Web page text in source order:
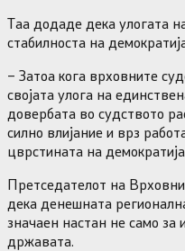
Таа додаде дека улогата
стабилноста на
– Затоа кога врховните
својата улога на
довербата во судството
силно влијание и врз
цврстината на
Претседателот на
дека денешната
значаен настан не само за
државата.